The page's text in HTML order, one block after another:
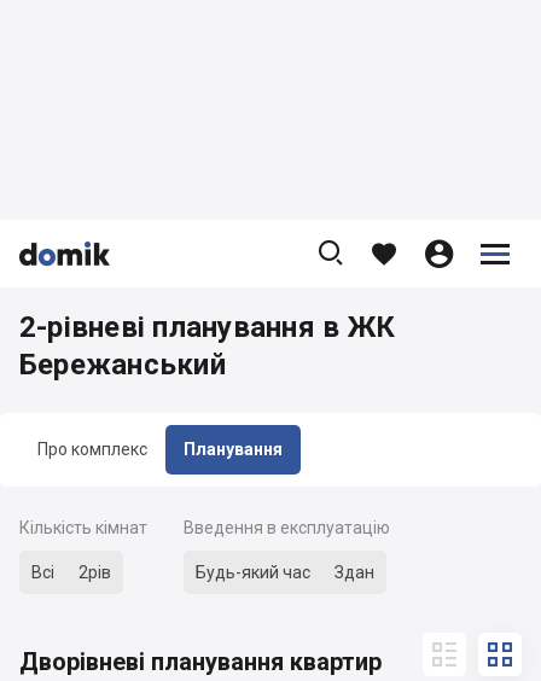


    


Про комплекс Планування
2-рівневі планування в ЖК
Бережанський
Кількість кімнат
Всі 2рів
Введення в експлуатацію
Будь-який час Здан
Дворівневі планування квартир  